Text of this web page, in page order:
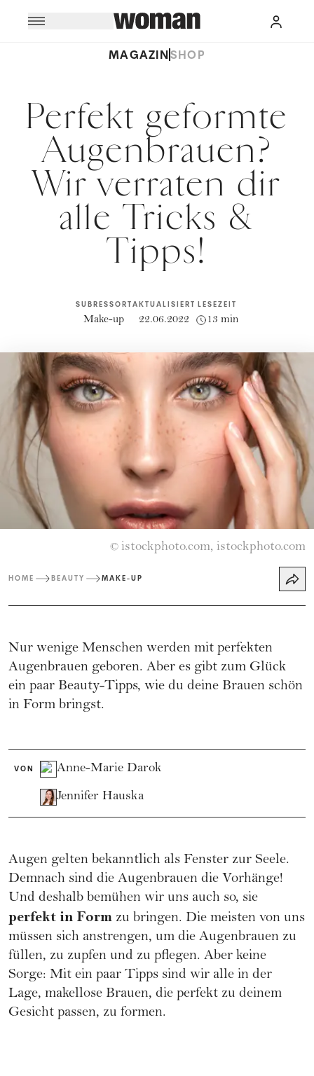
MAGAZINSHOP
Perfekt geformte
Augenbrauen?
Wir verraten dir
alle Tricks &
Tipps!
SUBRESSORT
Make-up
AKTUALISIERT
22.06.2022
LESEZEIT
13 min
© istockphoto.com, istockphoto.com
HOME BEAUTY MAKE-UP
Nur wenige Menschen werden mit perfekten
Augenbrauen geboren. Aber es gibt zum Glück
ein paar Beauty-Tipps, wie du deine Brauen schön
in Form bringst.
VON Anne-Marie Darok
Jennifer Hauska
Augen gelten bekanntlich als Fenster zur Seele.
Demnach sind die Augenbrauen die Vorhänge!
Und deshalb bemühen wir uns auch so, sie
perfekt in Form zu bringen. Die meisten von uns
müssen sich anstrengen, um die Augenbrauen zu
füllen, zu zupfen und zu pflegen. Aber keine
Sorge: Mit ein paar Tipps sind wir alle in der
Lage, makellose Brauen, die perfekt zu deinem
Gesicht passen, zu formen.